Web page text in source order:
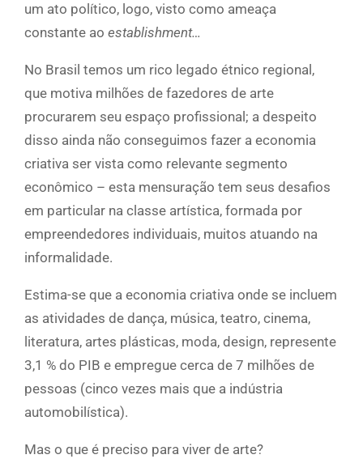
um ato político, logo, visto como ameaça
constante ao establishment…
No Brasil temos um rico legado étnico regional,
que motiva milhões de fazedores de arte
procurarem seu espaço profissional; a despeito
disso ainda não conseguimos fazer a economia
criativa ser vista como relevante segmento
econômico – esta mensuração tem seus desafios
em particular na classe artística, formada por
empreendedores individuais, muitos atuando na
informalidade.
Estima-se que a economia criativa onde se incluem
as atividades de dança, música, teatro, cinema,
literatura, artes plásticas, moda, design, represente
3,1 % do PIB e empregue cerca de 7 milhões de
pessoas (cinco vezes mais que a indústria
automobilística).
Mas o que é preciso para viver de arte?